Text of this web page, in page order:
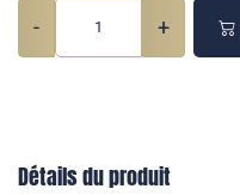
- +
Détails du produit